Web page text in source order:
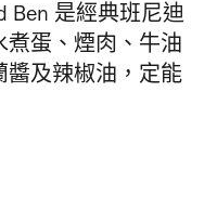
Ben 是經典班尼迪
煮蛋、煙肉、牛油
醬及辣椒油，定能